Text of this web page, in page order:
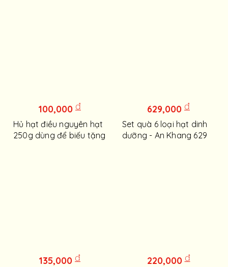
100,000 đ
Hủ hạt điều nguyên hạt
250g dùng để biếu tặng
629,000 đ
Set quà 6 loại hạt dinh
dưỡng - An Khang 629
135,000 đ 220,000 đ